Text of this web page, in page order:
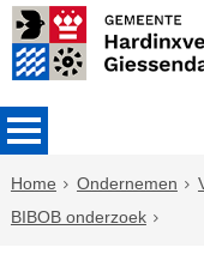
Home Ondernemen
BIBOB onderzoek